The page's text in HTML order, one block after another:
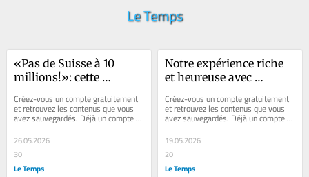
Le Temps
«Pas de Suisse à 10
millions!»: cette
gravement à votre santé
Créez-vous un compte gratuitement
et retrouvez les contenus que vous
avez sauvegardés. Déjà un compte ?
Se connecter Faites plaisir à vos...
26.05.2026
30
Le Temps
Notre expérience riche
et heureuse avec
Créez-vous un compte gratuitement
et retrouvez les contenus que vous
avez sauvegardés. Déjà un compte ?
Se connecter Faites plaisir à vos...
19.05.2026
20
Le Temps